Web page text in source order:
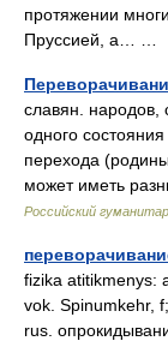
протяжении
Пруссией, а… …
славян. народов,
одного
перехода
может иметь
Российский
fizika atitikmenys:
vok. Spinumkehr,
rus.